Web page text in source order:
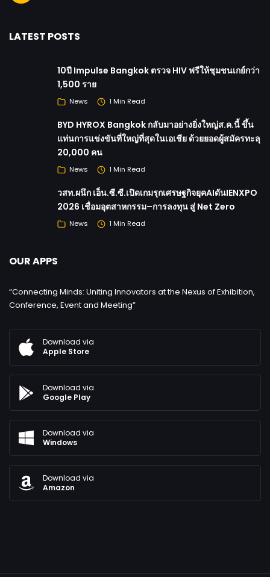
LATEST POSTS
10ปี Impulse Bangkok ตรวจ HIV ฟรีให้ชุมชนเกย์กว่า
1,500 ราย
News 1 Min Read
BYD HYROX Bangkok กลับมาอย่างยิ่งใหญ่ส.ค.นี้ ขึ้น
แท่นการแข่งขันที่ใหญ่ที่สุดในเอเชีย ด้วยยอดผู้สมัครทะลุ
20,000 คน
News 1 Min Read
วสท.ผนึก เอ็น.ซี.ซี.เปิดเกมรุกเศรษฐกิจยุคAIดันIENXPO
2026 เชื่อมอุตสาหกรรม–การลงทุน สู่ Net Zero
News 1 Min Read
OUR APPS
“Connecting Minds: Uniting Innovators at the Nexus of Exhibition,
Conference, Event and Meeting”
Download via
Apple Store
Download via
Google Play
Download via
Windows
Download via
Amazon